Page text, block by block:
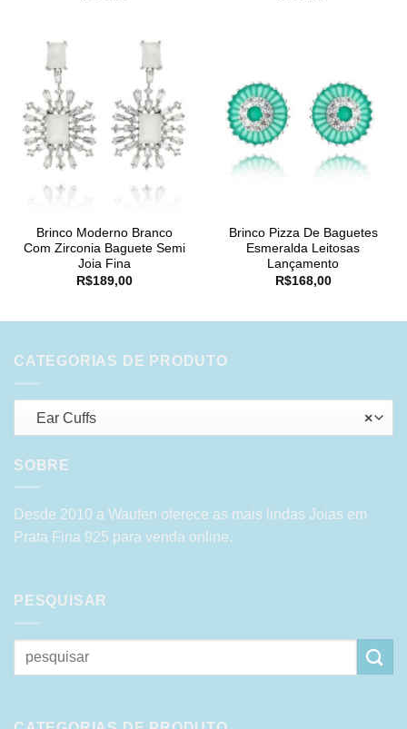
Brinco Moderno Branco
Com Zirconia Baguete Semi
Joia Fina
R$189,00
Brinco Pizza De Baguetes
Esmeralda Leitosas
Lançamento
R$168,00
CATEGORIAS DE PRODUTO
×
Ear Cuffs
SOBRE
Desde 2010 a Waufen oferece as mais lindas Joias em
Prata Fina 925 para venda online.
PESQUISAR
Pesquisar
por: